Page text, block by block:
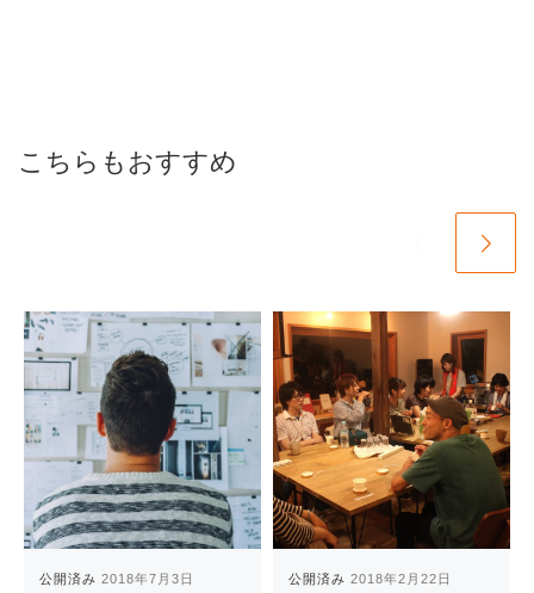
こちらもおすすめ
公開済み2018年7月3日 公開済み2018年2月22日